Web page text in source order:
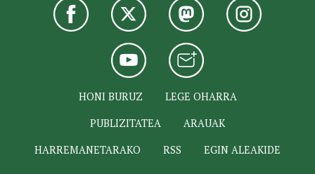
HONI BURUZ
LEGE OHARRA
PUBLIZITATEA
ARAUAK
HARREMANETARAKO
RSS EGIN ALEAKIDE